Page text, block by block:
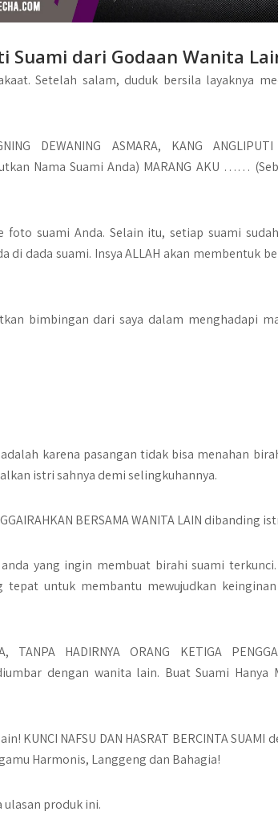
dari Godaan Wanita
Setelah salam, duduk bersila layaknya
DEWANING ASMARA, KANG
Nama Suami Anda) MARANG AKU ……
foto suami Anda. Selain itu, setiap suami
di dada suami. Insya ALLAH akan membentuk
bimbingan dari saya dalam menghadapi
karena pasangan tidak bisa menahan
istri sahnya demi selingkuhannya.
BERSAMA WANITA LAIN dibanding
yang ingin membuat birahi suami terkunci.
tepat untuk membantu mewujudkan
TANPA HADIRNYA ORANG KETIGA
dengan wanita lain. Buat Suami Hanya
NAFSU DAN HASRAT BERCINTA SUAMI
Harmonis, Langgeng dan Bahagia!
ulasan produk ini.